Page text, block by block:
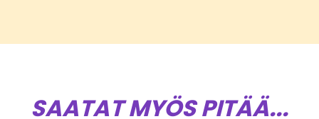
SAATAT MYÖS PITÄÄ...